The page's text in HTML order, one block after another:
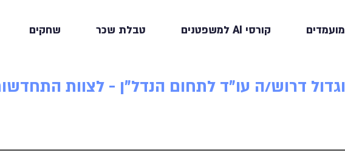
מועמדים קורסי AI למשפטנים טבלת שכר שחקים